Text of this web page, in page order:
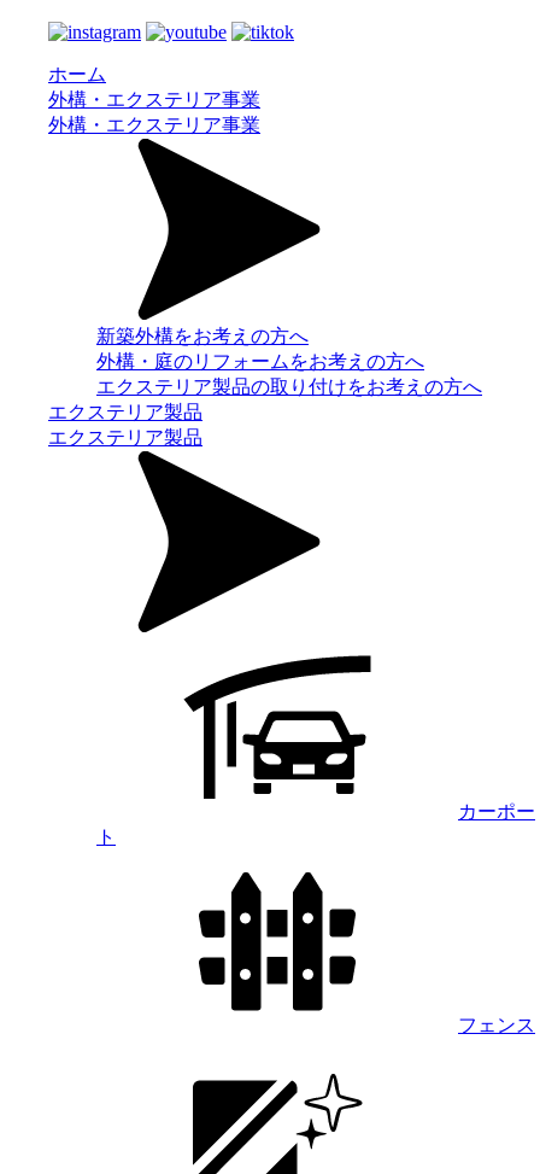
ホーム
外構・エクステリア事業
外構・エクステリア事業
新築外構をお考えの方へ
外構・庭のリフォームをお考えの方へ
エクステリア製品の取り付けをお考えの方へ
エクステリア製品
エクステリア製品
カーポー
ト
フェンス